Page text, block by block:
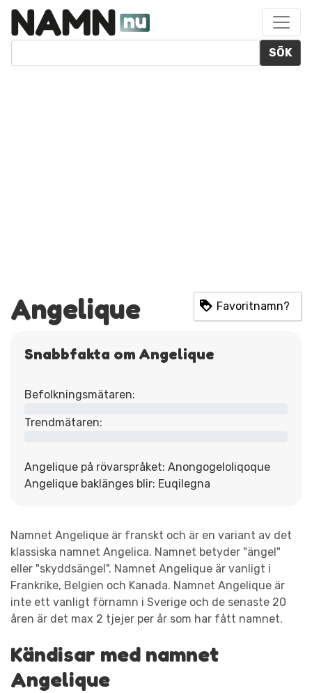
SÖK
Angelique Favoritnamn?
Snabbfakta om Angelique
Befolkningsmätaren:
Trendmätaren:
Angelique på rövarspråket: Anongogeloliqoque
Angelique baklänges blir: Euqilegna
Namnet Angelique är franskt och är en variant av det
klassiska namnet Angelica. Namnet betyder "ängel"
eller "skyddsängel". Namnet Angelique är vanligt i
Frankrike, Belgien och Kanada. Namnet Angelique är
inte ett vanligt förnamn i Sverige och de senaste 20
åren är det max 2 tjejer per år som har fått namnet.
Kändisar med namnet
Angelique